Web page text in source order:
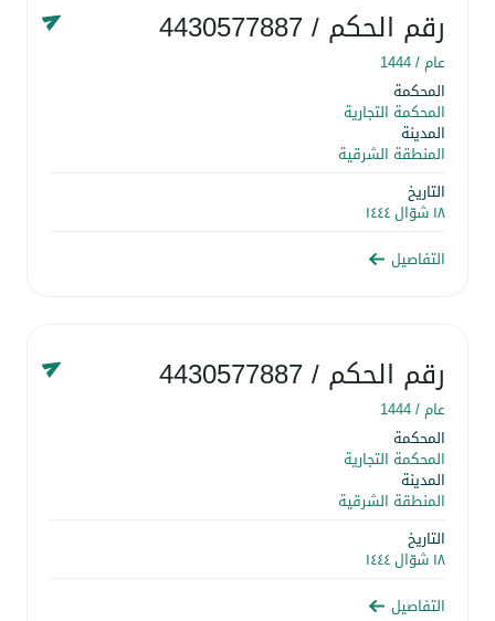
رقم الحكم/ 4430577887
عام /1444
المحكمة
المحكمة التجارية
المدينة
المنطقة الشرقية
التاريخ
١٨ شوّال ١٤٤٤
التفاصيل
رقم الحكم/ 4430577887
عام /1444
المحكمة
المحكمة التجارية
المدينة
المنطقة الشرقية
التاريخ
١٨ شوّال ١٤٤٤
التفاصيل